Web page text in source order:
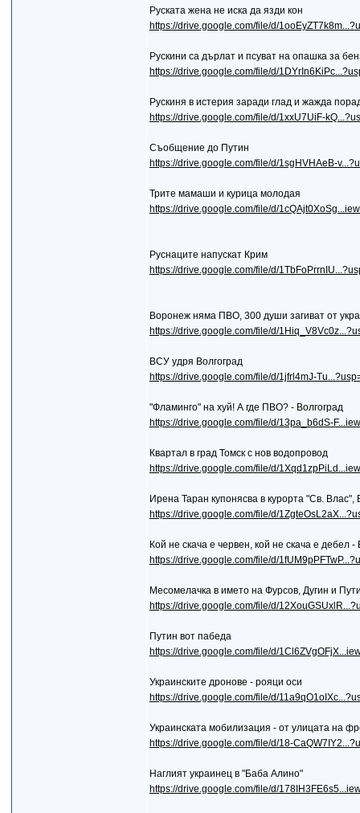
Руската жена не иска да язди кон
https://drive.google.com/file/d/
Рускини са дърлат и псуват на опашка за
https://drive.google.com/file/d/
Рускиня в истерия заради глад и жажда
https://drive.google.com/file/d/1xxU7UiF-
Съобщение до Путин
https://drive.google.com/file/d/1sgHVHAeB-
Трите мамаши и курица молодая
https://drive.google.com/file/d/
Руснаците напускат Крим
https://drive.google.com/file/d/
Воронеж няма ПВО, 300 души загиват от
https://drive.google.com/file/d/
ВСУ удря Волгоград
https://drive.google.com/file/d/1jfrl4mJ-
"Фламинго" на хуй! А где ПВО? - Волгоград
https://drive.google.com/file/d/13pa_b6dS-
Квартал в град Томск с нов водопровод
https://drive.google.com/file/d/
Ирена Таран купонясва в курорта "Св. Влас",
https://drive.google.com/file/d/
Кой не скача е червен, кой не скача е дебел
https://drive.google.com/file/d/
Месомелачка в името на Фурсов, Дугин и
https://drive.google.com/file/d/
Путин вот пабеда
https://drive.google.com/file/d/
Украинските дронове - рояци оси
https://drive.google.com/file/d/
Украинската мобилизация - от улицата на
https://drive.google.com/file/d/18-
Наглият украинец в "Баба Алино"
https://drive.google.com/file/d/